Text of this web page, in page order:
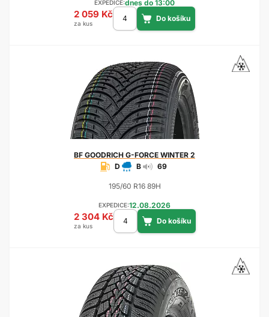
EXPEDICE:dnes do 13:00
2 059 Kč
za kus
BF GOODRICH G-FORCE WINTER 2
D
B 69
195/60 R16 89H
EXPEDICE:12.08.2026
2 304 Kč
za kus